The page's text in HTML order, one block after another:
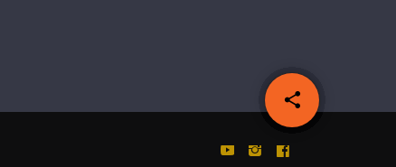
share
email